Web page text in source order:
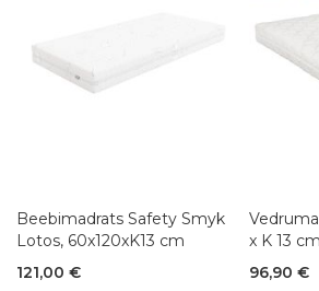
Beebimadrats Safety Smyk
Lotos, 60x120xK13 cm
121,00 €
x K 13 cm
96,90 €